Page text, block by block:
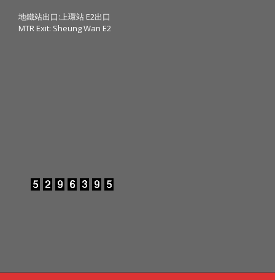
地鐵站出口:上環站 E2出口
MTR Exit: Sheung Wan E2